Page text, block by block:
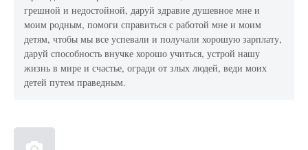
грешной и недостойной, даруй здравие душевное мне и
моим родным, помоги справиться с работой мне и моим
детям, чтобы мы все успевали и получали хорошую зарплату,
даруй способность внучке хорошо учиться, устрой нашу
жизнь в мире и счастье, огради от злых людей, веди моих
детей путем праведным.